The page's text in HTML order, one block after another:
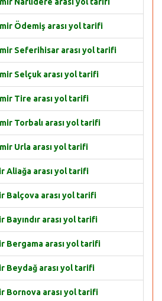
Ödemiş arası yol tarifi
Seferihisar arası yol tarifi
Selçuk arası yol tarifi
Tire arası yol tarifi
Torbalı arası yol tarifi
Urla arası yol tarifi
Aliağa arası yol tarifi
Balçova arası yol tarifi
Bayındır arası yol tarifi
Bergama arası yol tarifi
Beydağ arası yol tarifi
Bornova arası yol tarifi